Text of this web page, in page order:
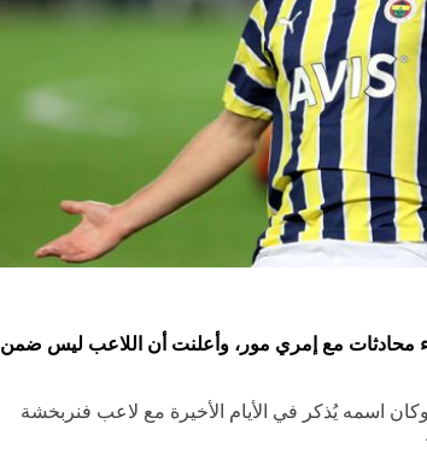
محادثات مع إمري مور، وأعلنت أن اللاعب ليس ضمن
اسمه يُذكر في الأيام الأخيرة مع لاعب فنربخشة